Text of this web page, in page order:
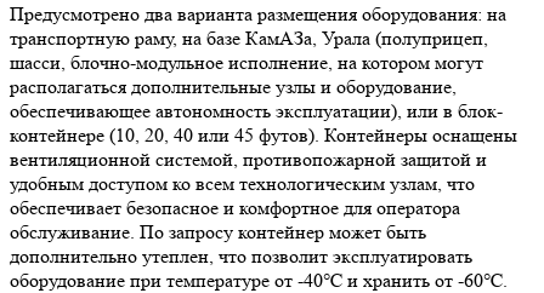
Предусмотрено два варианта размещения оборудования: на
транспортную раму, на базе КамАЗа, Урала (полуприцеп,
шасси, блочно-модульное исполнение, на котором могут
располагаться дополнительные узлы и оборудование,
обеспечивающее автономность эксплуатации), или в блок-
контейнере (10, 20, 40 или 45 футов). Контейнеры оснащены
вентиляционной системой, противопожарной защитой и
удобным доступом ко всем технологическим узлам, что
обеспечивает безопасное и комфортное для оператора
обслуживание. По запросу контейнер может быть
дополнительно утеплен, что позволит эксплуатировать
оборудование при температуре от -40℃ и хранить от -60℃.